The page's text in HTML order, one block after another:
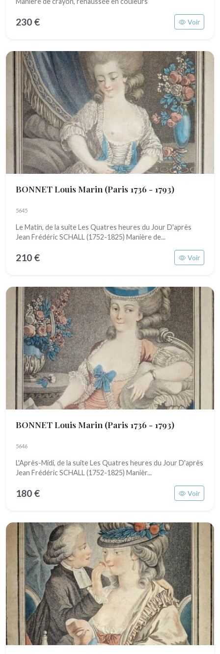
230 € Voir
BONNET Louis Marin (Paris 1736 - 1793)
5645
Le Matin, de la suite Les Quatres heures du Jour D'après
Jean Frédéric SCHALL (1752-1825) Manière de...
210 € Voir
BONNET Louis Marin (Paris 1736 - 1793)
5646
L'Après-Midi, de la suite Les Quatres heures du Jour D'après
Jean Frédéric SCHALL (1752-1825) Manièr...
180 € Voir